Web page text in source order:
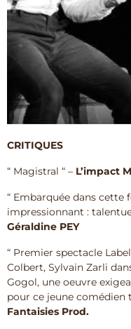
CRITIQUES
“ Magistral “ – L’impact
“ Embarquée dans cette
impressionnant :
Géraldine PEY
“ Premier spectacle
Colbert, Sylvain Zarli
Gogol, une oeuvre
pour ce jeune comédien
Fantaisies Prod.